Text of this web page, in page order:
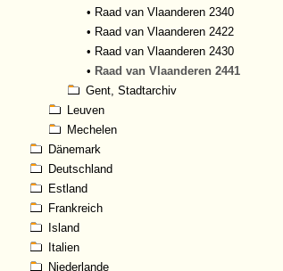
• Raad van Vlaanderen 2340
• Raad van Vlaanderen 2422
• Raad van Vlaanderen 2430
• Raad van Vlaanderen 2441
Gent, Stadtarchiv
Leuven
Mechelen
Dänemark
Deutschland
Estland
Frankreich
Island
Italien
Niederlande